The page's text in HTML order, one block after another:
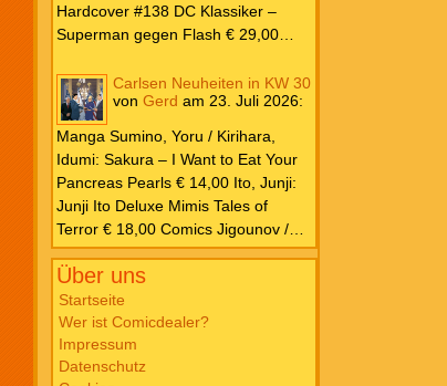
Hardcover #138 DC Klassiker –
Superman gegen Flash € 29,00
Poison Ivy #7 Kampf € 22,00
Kennedy Johnson, Phillip /
Godlewski, Scott: Superman – Das
Buch von El € 20,00 Millar, Mark /
Porter, Howard: DC Must Have #12
Justice League – Der Turm zu Babel
€ 35,00 Snyder, Scott / Williams,
Joshua / Fernandez, Javi: DC K.O.
#1 € 5,99 O’Neil, Dennis / Adams,
Joker ist zurück! € 6,99 Justice
League Unlimited #10 € 5,99 Marvel
Parker, Ethan S. / Bazaldua, Jan:
Marvel Zombies 2026 – Splatter-
Carlsen Neuheiten in KW 30
von Gerd am 23. Juli 2026:
Manga Sumino, Yoru / Kirihara,
Idumi: Sakura – I Want to Eat Your
Pancreas Pearls € 14,00 Ito, Junji:
Junji Ito Deluxe Mimis Tales of
Terror € 18,00 Comics Jigounov /
Sente: Dreizehn XIII #30 So Help
Me God! € 12,00 Ibañez: Clever &
Smart Sonderband #29 Nimm das,
Napoleon! € 12,00 Schulz: Peanuts
für Kids #7 Kleine Decke, großes
Abenteuer € 16,00 Takano, Hisa:
Über uns
Startseite
Wer ist Comicdealer?
Impressum
Datenschutz